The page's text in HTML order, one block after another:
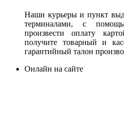
Наши курьеры и пункт
терминалами, с
произвести оплату
получите товарный и
гарантийный талон
Онлайн на сайте